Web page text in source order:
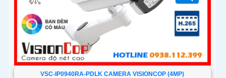
VSC-IP0940RA-PDLK CAMERA VISIONCOP (4MP)